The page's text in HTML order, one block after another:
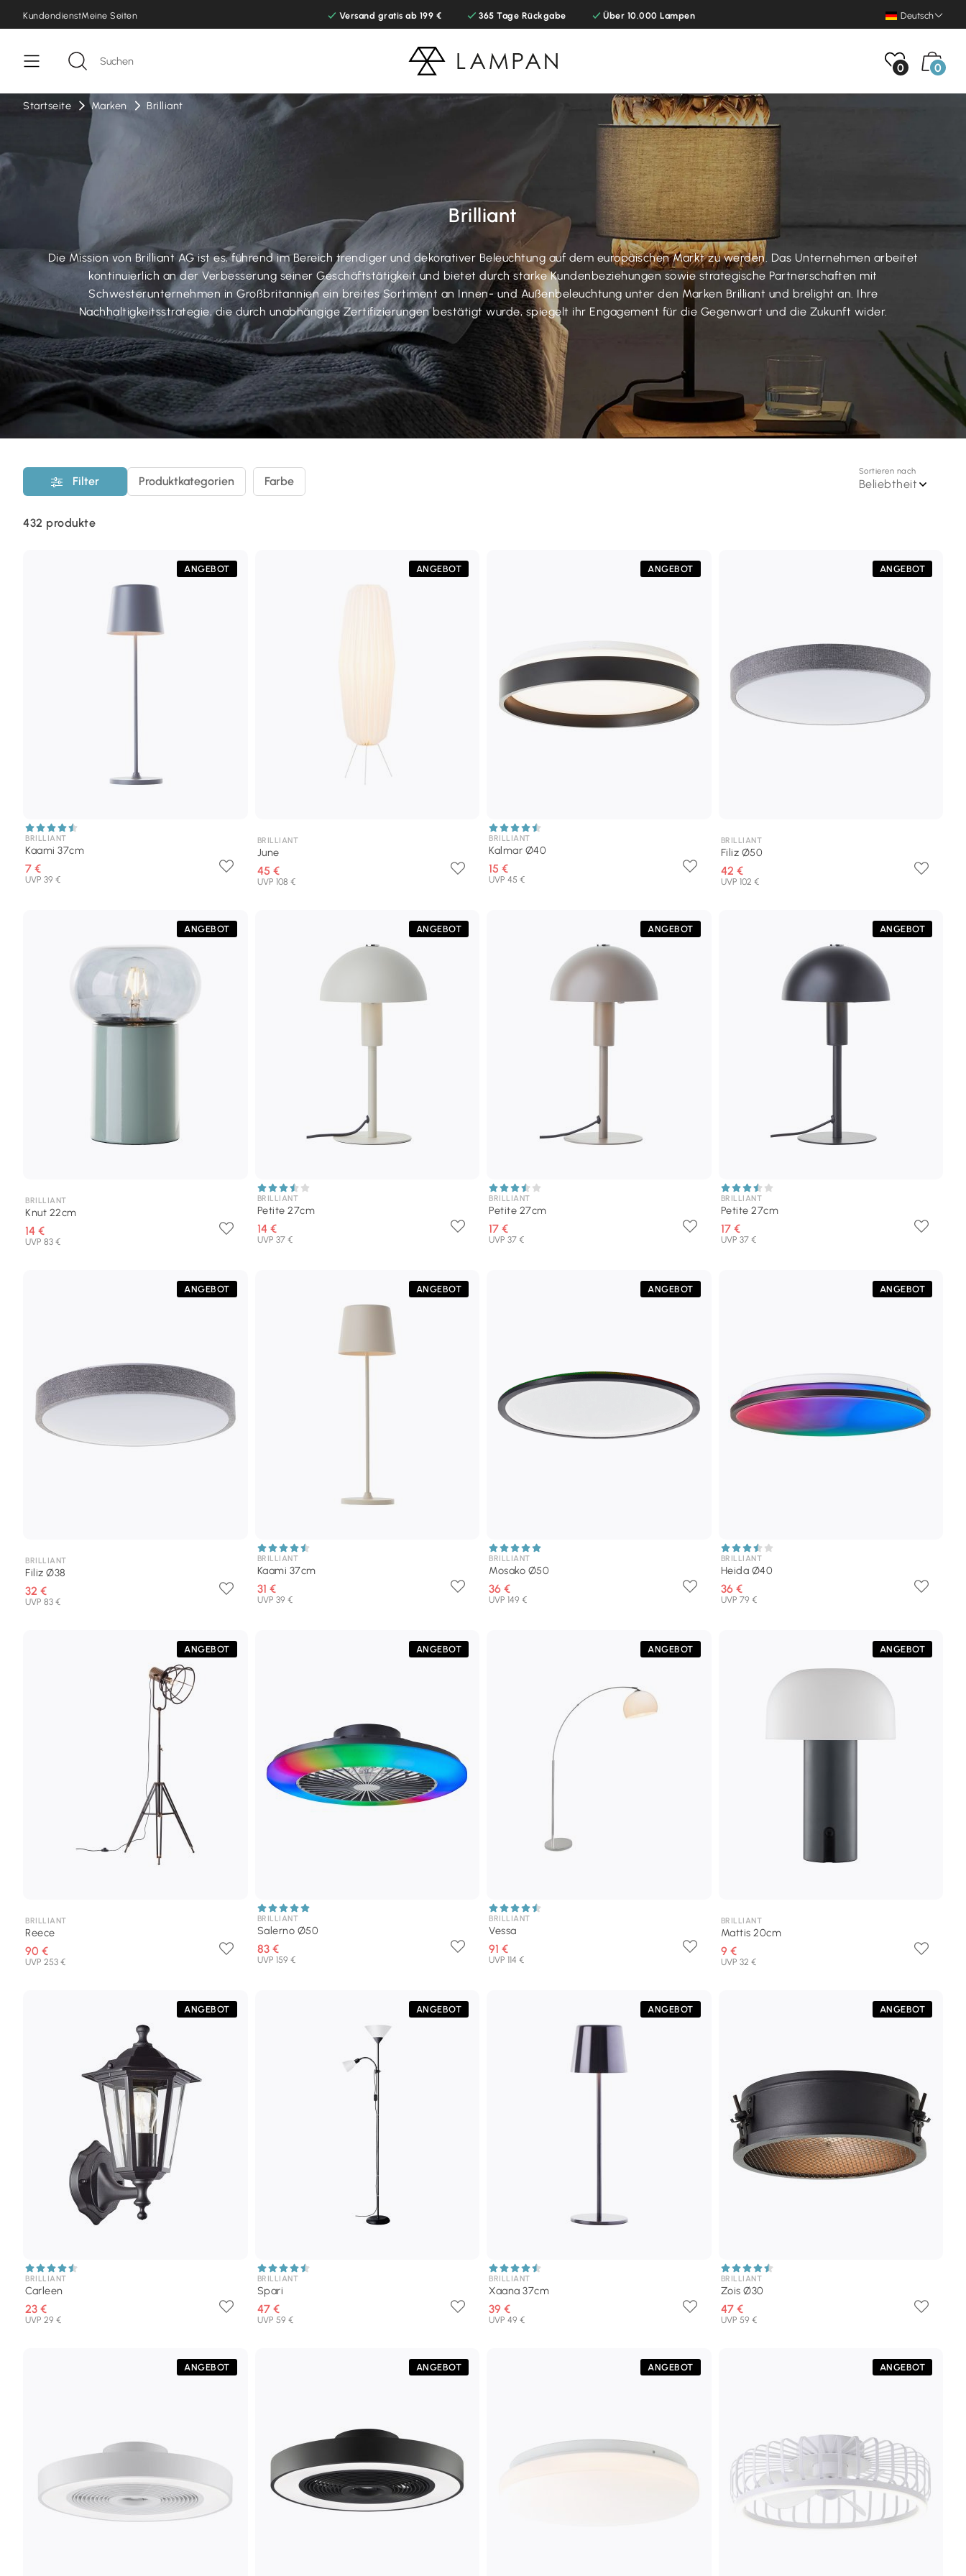
KundendienstMeine Seiten Versand gratis ab 199 € 365 Tage Rückgabe Über 10.000 Lampen Deutsch
0 0
Startseite Marken Brilliant
Brilliant
Die Mission von Brilliant AG ist es, führend im Bereich trendiger und dekorativer Beleuchtung auf dem europäischen Markt zu werden. Das Unternehmen arbeitet
kontinuierlich an der Verbesserung seiner Geschäftstätigkeit und bietet durch starke Kundenbeziehungen sowie strategische Partnerschaften mit
Schwesterunternehmen in Großbritannien ein breites Sortiment an Innen- und Außenbeleuchtung unter den Marken Brilliant und brelight an. Ihre
Nachhaltigkeitsstrategie, die durch unabhängige Zertifizierungen bestätigt wurde, spiegelt ihr Engagement für die Gegenwart und die Zukunft wider.
Filter Produktkategorien Farbe
Sortieren nach
Beliebtheit
432 produkte
ANGEBOT
BRILLIANT
Kaami 37cm
7 €
UVP 39 €
ANGEBOT
BRILLIANT
June
45 €
UVP 108 €
ANGEBOT
BRILLIANT
Kalmar Ø40
15 €
UVP 45 €
ANGEBOT
BRILLIANT
Filiz Ø50
42 €
UVP 102 €
ANGEBOT
BRILLIANT
Knut 22cm
14 €
UVP 83 €
ANGEBOT
BRILLIANT
Petite 27cm
14 €
UVP 37 €
ANGEBOT
BRILLIANT
Petite 27cm
17 €
UVP 37 €
ANGEBOT
BRILLIANT
Petite 27cm
17 €
UVP 37 €
ANGEBOT
BRILLIANT
Filiz Ø38
32 €
UVP 83 €
ANGEBOT
BRILLIANT
Kaami 37cm
31 €
UVP 39 €
ANGEBOT
BRILLIANT
Mosako Ø50
36 €
UVP 149 €
ANGEBOT
BRILLIANT
Heida Ø40
36 €
UVP 79 €
ANGEBOT
BRILLIANT
Reece
90 €
UVP 253 €
ANGEBOT
BRILLIANT
Salerno Ø50
83 €
UVP 159 €
ANGEBOT
BRILLIANT
Vessa
91 €
UVP 114 €
ANGEBOT
BRILLIANT
Mattis 20cm
9 €
UVP 32 €
ANGEBOT
BRILLIANT
Carleen
23 €
UVP 29 €
ANGEBOT
BRILLIANT
Spari
47 €
UVP 59 €
ANGEBOT
BRILLIANT
Xaana 37cm
39 €
UVP 49 €
ANGEBOT
BRILLIANT
Zois Ø30
47 €
UVP 59 €
ANGEBOT ANGEBOT ANGEBOT ANGEBOT